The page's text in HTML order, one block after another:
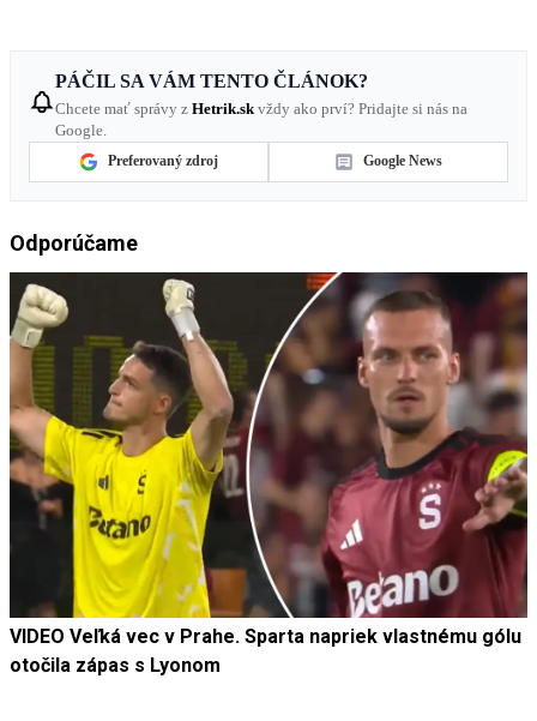
PÁČIL SA VÁM TENTO ČLÁNOK?
Chcete mať správy z Hetrik.sk vždy ako prví? Pridajte si nás na
Google.
Preferovaný zdroj Google News
Odporúčame
VIDEO Veľká vec v Prahe. Sparta napriek vlastnému gólu
otočila zápas s Lyonom